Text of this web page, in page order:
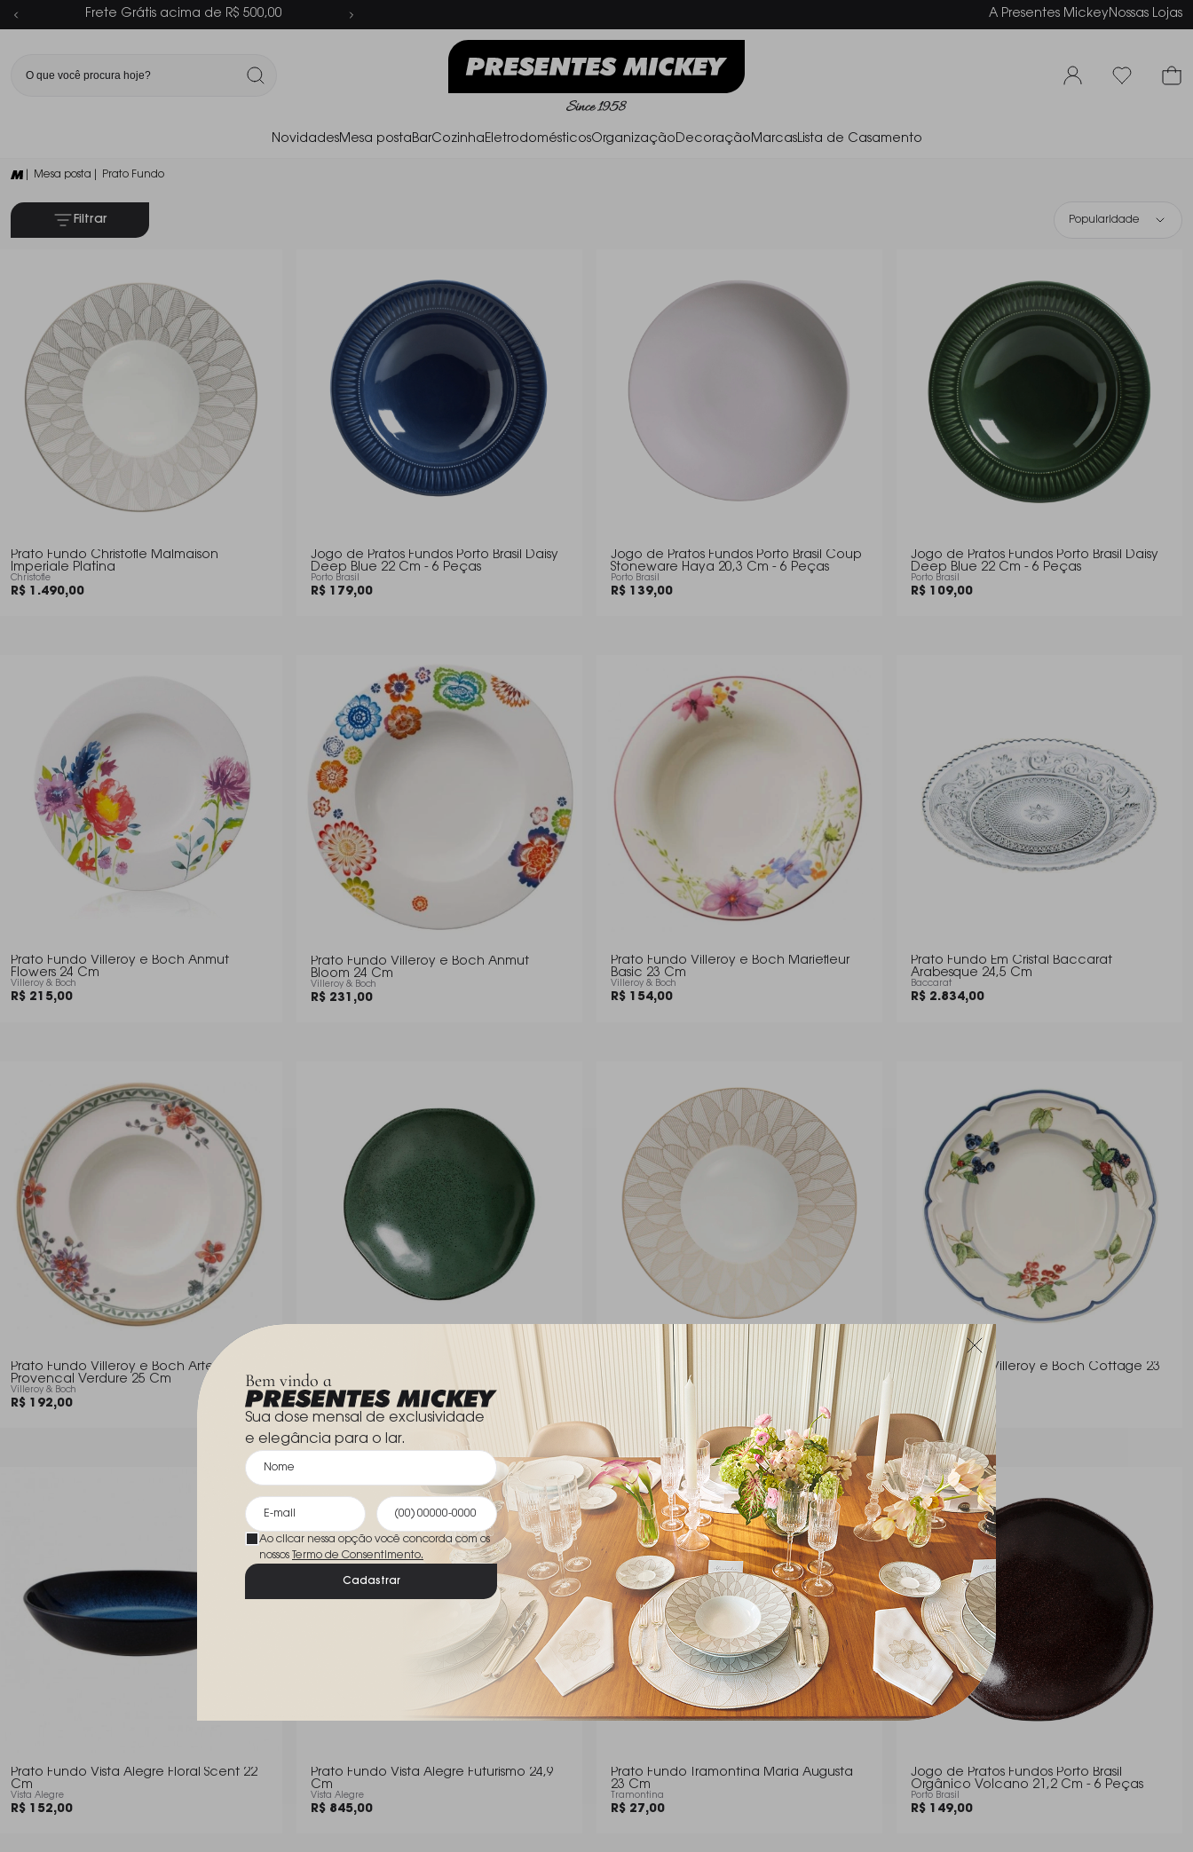
Bem vindo a
Sua dose mensal de exclusividade
e elegância para o lar.
Ao clicar nessa opção você concorda com os
nossos Termo de Consentimento.
Cadastrar
Parcelamento em até 6x sem juros A Presentes MickeyNossas Lojas
NovidadesMesa postaBarCozinhaEletrodomésticosOrganizaçãoDecoraçãoMarcasLista de Casamento
| Mesa posta | Prato Fundo
Filtrar Popularidade
Prato Fundo Christofle Malmaison
Imperiale Platina
Christofle
R$ 1.490,00
Jogo de Pratos Fundos Porto Brasil Daisy
Deep Blue 22 Cm - 6 Peças
Porto Brasil
R$ 179,00
Jogo de Pratos Fundos Porto Brasil Coup
Stoneware Haya 20,3 Cm - 6 Peças
Porto Brasil
R$ 139,00
Jogo de Pratos Fundos Porto Brasil Daisy
Deep Blue 22 Cm - 6 Peças
Porto Brasil
R$ 109,00
Prato Fundo Villeroy e Boch Anmut
Flowers 24 Cm
Villeroy & Boch
R$ 215,00
Prato Fundo Villeroy e Boch Anmut
Bloom 24 Cm
Villeroy & Boch
R$ 231,00
Prato Fundo Villeroy e Boch Mariefleur
Basic 23 Cm
Villeroy & Boch
R$ 154,00
Prato Fundo Em Cristal Baccarat
Arabesque 24,5 Cm
Baccarat
R$ 2.834,00
Prato Fundo Villeroy e Boch Artesano
Provencal Verdure 25 Cm
Villeroy & Boch
R$ 192,00
Jogo de Pratos Fundos Porto Brasil Bio
Arauco 22,5 Cm - 6 Peças
Porto Brasil
R$ 266,00
Prato Fundo Christofle Malmaison
Impériale Ouro
R$ 1.490,00
Prato Fundo Villeroy e Boch Cottage 23
Cm
Villeroy & Boch
R$ 331,00
Prato Fundo Vista Alegre Floral Scent 22
Cm
Vista Alegre
R$ 152,00
Prato Fundo Vista Alegre Futurismo 24,9
Cm
Vista Alegre
R$ 845,00
Prato Fundo Tramontina Maria Augusta
23 Cm
Tramontina
R$ 27,00
Jogo de Pratos Fundos Porto Brasil
Orgânico Volcano 21,2 Cm - 6 Peças
Porto Brasil
R$ 149,00